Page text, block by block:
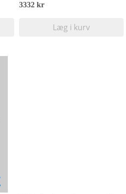
3332 kr
Læg i kurv